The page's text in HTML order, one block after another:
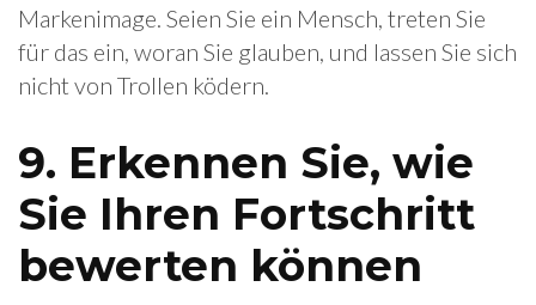
Markenimage. Seien Sie ein Mensch, treten Sie
für das ein, woran Sie glauben, und lassen Sie sich
nicht von Trollen ködern.
9. Erkennen Sie, wie
Sie Ihren Fortschritt
bewerten können